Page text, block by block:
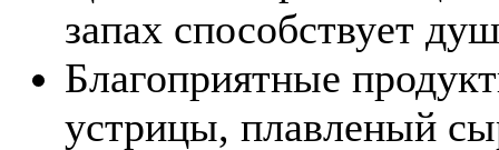
запах способствует
Благоприятные
устрицы, плавленый